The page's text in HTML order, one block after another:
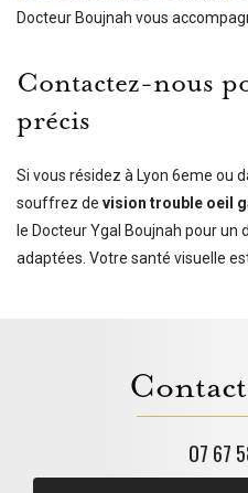
Docteur Boujnah vous
Contactez-nous
précis
Si vous résidez à Lyon 6eme ou
souffrez de vision trouble oeil
le Docteur Ygal Boujnah pour
adaptées. Votre santé visuelle
07 67